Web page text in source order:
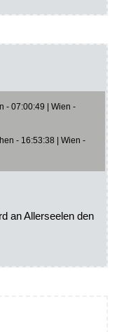
- 07:00:49 | Wien -
- 16:53:38 | Wien -
an Allerseelen den